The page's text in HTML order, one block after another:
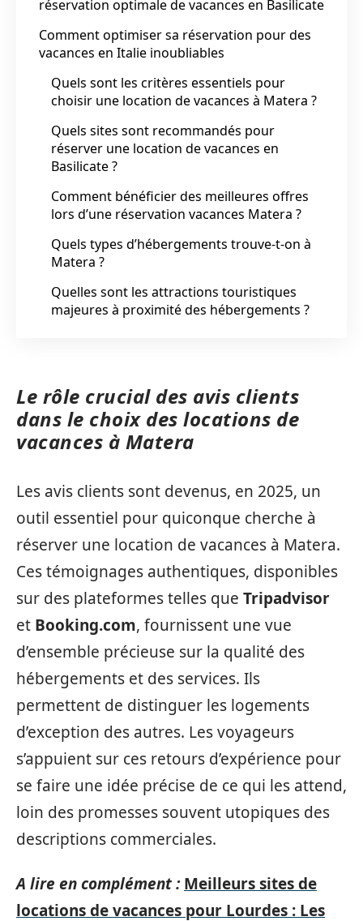
réservation optimale de vacances en Basilicate
Comment optimiser sa réservation pour des
vacances en Italie inoubliables
Quels sont les critères essentiels pour
choisir une location de vacances à Matera ?
Quels sites sont recommandés pour
réserver une location de vacances en
Basilicate ?
Comment bénéficier des meilleures offres
lors d’une réservation vacances Matera ?
Quels types d’hébergements trouve-t-on à
Matera ?
Quelles sont les attractions touristiques
majeures à proximité des hébergements ?
Le rôle crucial des avis clients
dans le choix des locations de
vacances à Matera
Les avis clients sont devenus, en 2025, un
outil essentiel pour quiconque cherche à
réserver une location de vacances à Matera.
Ces témoignages authentiques, disponibles
sur des plateformes telles que Tripadvisor
et Booking.com, fournissent une vue
d’ensemble précieuse sur la qualité des
hébergements et des services. Ils
permettent de distinguer les logements
d’exception des autres. Les voyageurs
s’appuient sur ces retours d’expérience pour
se faire une idée précise de ce qui les attend,
loin des promesses souvent utopiques des
descriptions commerciales.
A lire en complément : Meilleurs sites de
locations de vacances pour Lourdes : Les